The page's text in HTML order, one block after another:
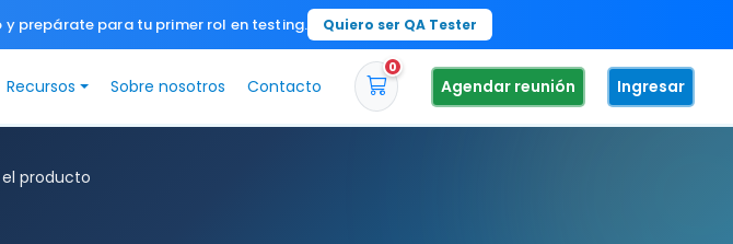
prepárate para tu primer rol en testing. Quiero ser QA Tester
Recursos Sobre nosotros Contacto
0
Agendar reunión Ingresar
producto